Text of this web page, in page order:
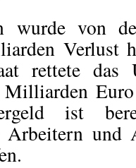
wurde von
Verlust
rettete das
ist
Arbeitern